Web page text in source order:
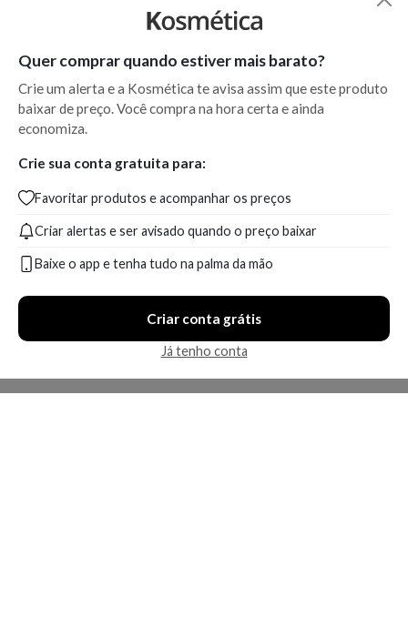
Quer comprar quando estiver mais barato?
Crie um alerta e a Kosmética te avisa assim que este produto
baixar de preço. Você compra na hora certa e ainda
economiza.
Crie sua conta gratuita para:
Favoritar produtos e acompanhar os preços
Criar alertas e ser avisado quando o preço baixar
Baixe o app e tenha tudo na palma da mão
Criar conta grátis
Já tenho conta